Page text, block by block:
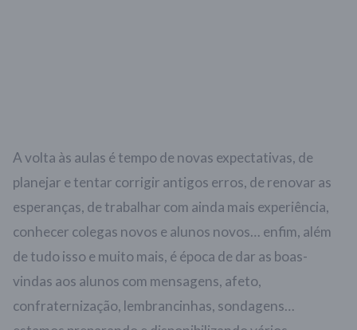
A volta às aulas é tempo de novas expectativas, de
planejar e tentar corrigir antigos erros, de renovar as
esperanças, de trabalhar com ainda mais experiência,
conhecer colegas novos e alunos novos… enfim, além
de tudo isso e muito mais, é época de dar as boas-
vindas aos alunos com mensagens, afeto,
confraternização, lembrancinhas, sondagens…